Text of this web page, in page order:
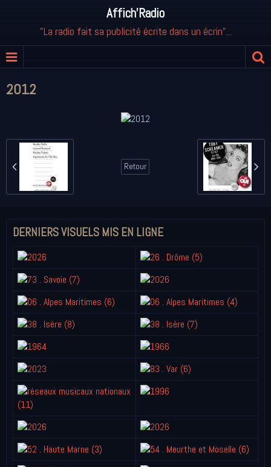
Affich'Radio
"La radio fait sa publicité écrite dans un écrin"...
2012
Retour
DERNIERS VISUELS MIS EN LIGNE